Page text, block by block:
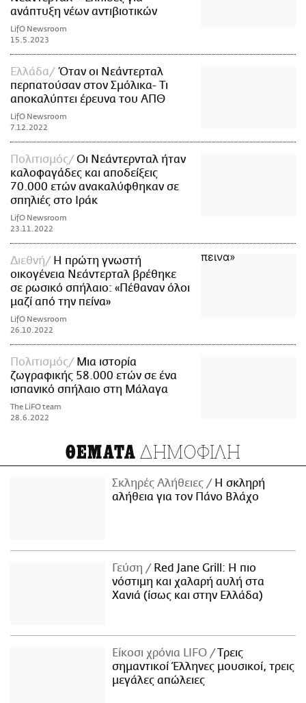
ανάπτυξη νέων αντιβιοτικών
LifO Newsroom
15.5.2023
Ελλάδα
Όταν οι Νεάντερταλ
περπατούσαν στον Σμόλικα- Τι
αποκαλύπτει έρευνα του ΑΠΘ
LifO Newsroom
7.12.2022
Πολιτισμός
Οι Νεάντερνταλ ήταν
καλοφαγάδες και αποδείξεις
70.000 ετών ανακαλύφθηκαν σε
σπηλιές στο Ιράκ
LifO Newsroom
23.11.2022
Διεθνή
Η πρώτη γνωστή
οικογένεια Νεάντερταλ βρέθηκε
σε ρωσικό σπήλαιο: «Πέθαναν όλοι
μαζί από την πείνα»
LifO Newsroom
26.10.2022
Πολιτισμός
Μια ιστορία
ζωγραφικής 58.000 ετών σε ένα
ισπανικό σπήλαιο στη Μάλαγα
The LiFO team
28.6.2022
ΘΕΜΑΤΑ ΔΗΜΟΦΙΛΗ
Σκληρές Αλήθειες
H σκληρή
αλήθεια για τον Πάνο Βλάχο
Γεύση
Red Jane Grill: Η πιο
νόστιμη και χαλαρή αυλή στα
Χανιά (ίσως και στην Ελλάδα)
Είκοσι χρόνια LIFO
Tρεις
σημαντικοί Έλληνες μουσικοί, τρεις
μεγάλες απώλειες